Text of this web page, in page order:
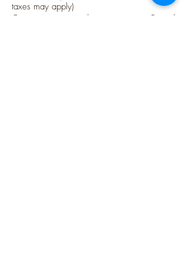
taxes may apply)
Options sécurisées de paiements par Paypal